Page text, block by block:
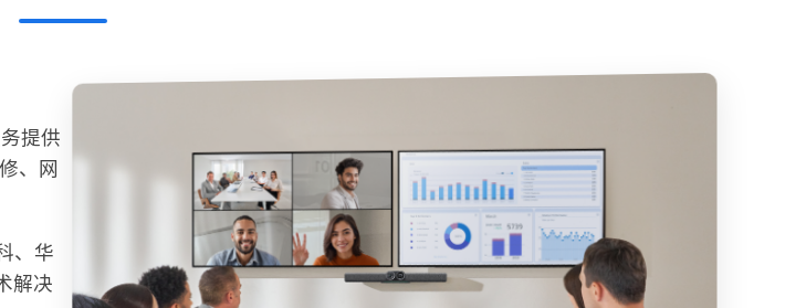
提供
、网
、华
解决